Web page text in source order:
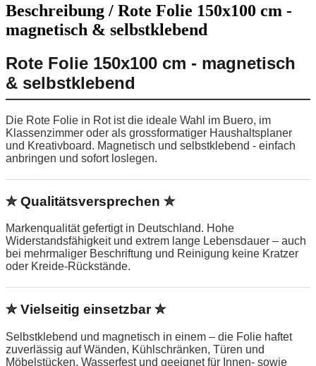
Beschreibung / Rote Folie 150x100 cm -
magnetisch & selbstklebend
Rote Folie 150x100 cm - magnetisch
& selbstklebend
Die Rote Folie in Rot ist die ideale Wahl im Buero, im
Klassenzimmer oder als grossformatiger Haushaltsplaner
und Kreativboard. Magnetisch und selbstklebend - einfach
anbringen und sofort loslegen.
✮ Qualitätsversprechen ✮
Markenqualität gefertigt in Deutschland. Hohe
Widerstandsfähigkeit und extrem lange Lebensdauer – auch
bei mehrmaliger Beschriftung und Reinigung keine Kratzer
oder Kreide-Rückstände.
✮ Vielseitig einsetzbar ✮
Selbstklebend und magnetisch in einem – die Folie haftet
zuverlässig auf Wänden, Kühlschränken, Türen und
Möbelstücken. Wasserfest und geeignet für Innen- sowie